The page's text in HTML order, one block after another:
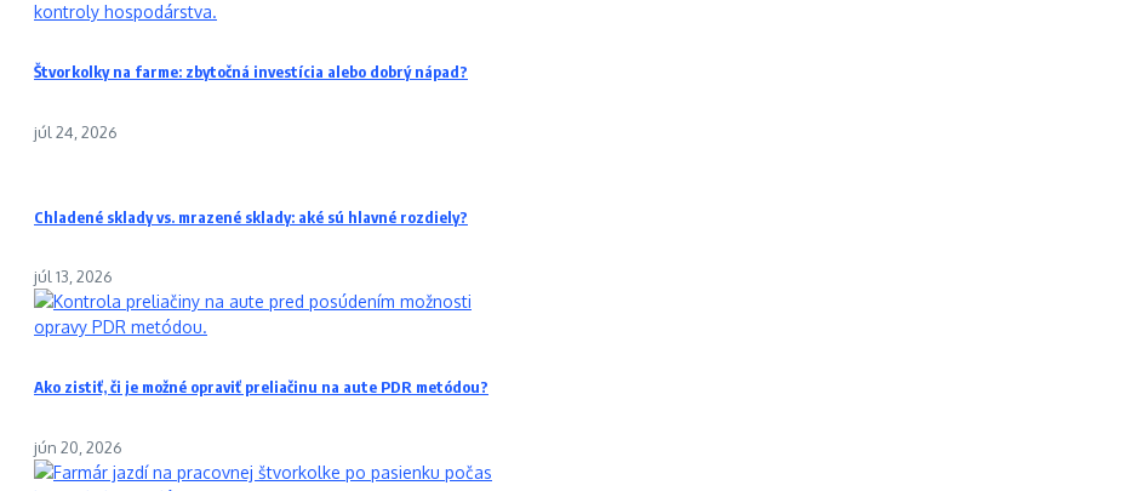
Štvorkolky na farme: zbytočná investícia alebo dobrý nápad?
júl 24, 2026
Chladené sklady vs. mrazené sklady: aké sú hlavné rozdiely?
júl 13, 2026
Ako zistiť, či je možné opraviť preliačinu na aute PDR metódou?
jún 20, 2026